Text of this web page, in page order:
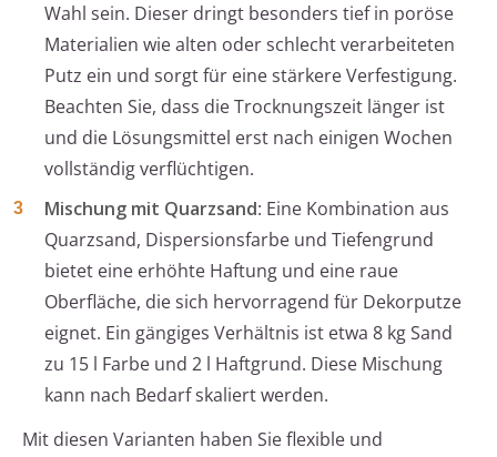
Wahl sein. Dieser dringt besonders tief in poröse
Materialien wie alten oder schlecht verarbeiteten
Putz ein und sorgt für eine stärkere Verfestigung.
Beachten Sie, dass die Trocknungszeit länger ist
und die Lösungsmittel erst nach einigen Wochen
vollständig verflüchtigen.
Mischung mit Quarzsand: Eine Kombination aus
Quarzsand, Dispersionsfarbe und Tiefengrund
bietet eine erhöhte Haftung und eine raue
Oberfläche, die sich hervorragend für Dekorputze
eignet. Ein gängiges Verhältnis ist etwa 8 kg Sand
zu 15 l Farbe und 2 l Haftgrund. Diese Mischung
kann nach Bedarf skaliert werden.
Mit diesen Varianten haben Sie flexible und